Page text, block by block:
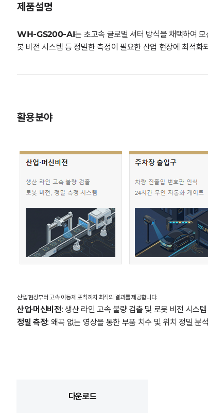
제품설명
WH-GS200-AI는 초고속 글로벌 셔터 방식을 채택하여
봇 비전 시스템 등 정밀한 측정이 필요한 산업 현장에 최적
활용분야
산업 현장부터 고속 이동체 포착까지 최적의 결과를 제공합니다.
산업·머신비전: 생산 라인 고속 불량 검출 및 로봇 비전 시스템
정밀 측정: 왜곡 없는 영상을 통한 부품 치수 및 위치 정밀 분석
다운로드